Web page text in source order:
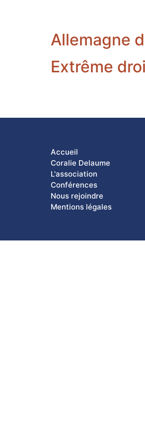
Allemagne
Extrême
Accueil
Coralie Delaume
L'association
Conférences
Nous rejoindre
Mentions légales